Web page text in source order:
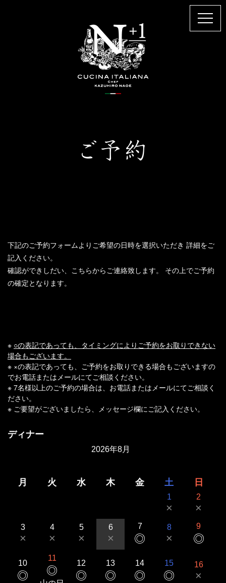
下記のご予約フォームよりご希望の日時を選択いただき 詳細をご
記入ください。
確認ができしだい、こちらからご連絡致します。
その上でご予約
の確定となります。
※ ○の表記であっても、タイミングによりご予約をお取りできない
場合もございます。
※ ×の表記であっても、ご予約をお取りできる場合もございますの
でお電話またはメールにてご相談ください。
※ 7名様以上のご予約の場合は、お電話またはメールにてご相談く
ださい。
※ ご要望がございましたら、メッセージ欄にご記入ください。
ディナー
2026年8月
月 火 水 木 金 土 日
1
×
2
×
3
×
4
×
5
×
6
×
7
◎
8
×
9
◎
10
◎
11
◎
12
◎
13
◎
14
◎
15
◎
16
×